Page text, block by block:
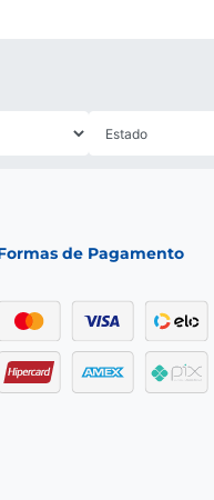
de Pagamento